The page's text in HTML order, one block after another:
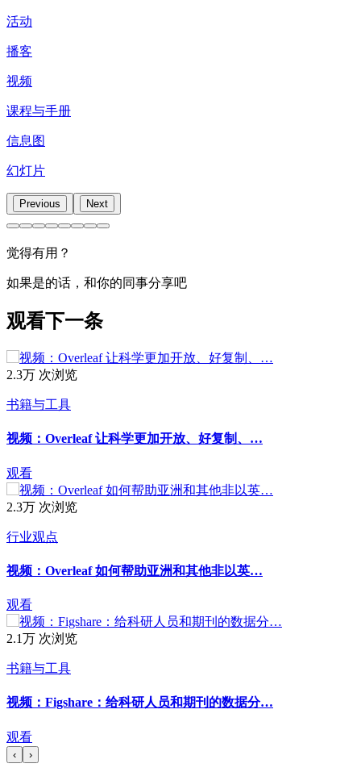
活动
播客
视频
课程与手册
信息图
幻灯片
Previous Next
觉得有用？
如果是的话，和你的同事分享吧
观看下一条
2.3万 次浏览
书籍与工具
视频：Overleaf 让科学更加开放、好复制、…
观看
2.3万 次浏览
行业观点
视频：Overleaf 如何帮助亚洲和其他非以英…
观看
2.1万 次浏览
书籍与工具
视频：Figshare：给科研人员和期刊的数据分…
观看
‹ ›